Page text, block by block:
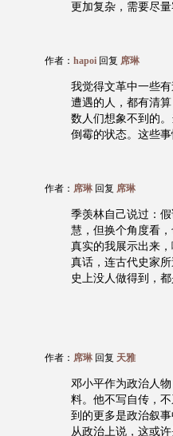
更加复杂，需要尽
作者： hapoi 回复 席琳
我觉得文革中一些
遭遇的人，都有清
数人们想象不到的
倒霉的状态。这些
作者： 席琳 回复 席琳
季羡林自己说过：
慧，但换个角度看
真实的我展示出来
真话，连古代史家
史上没人做得到，
作者： 席琳 回复 天雅
邓小平作为政治人
料。他不写自传，
到的更多是政治叙
从政治上说，这或